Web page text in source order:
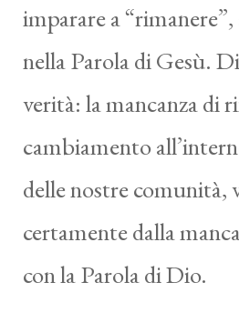
imparare a
nella Parola di Gesù.
verità: la mancanza di
cambiamento
delle nostre comunità,
certamente dalla
con la Parola di Dio.